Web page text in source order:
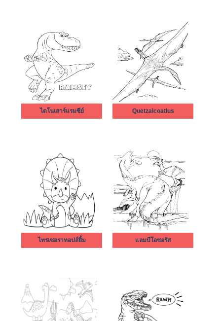
ไดโนเสาร์แรมซีย์ Quetzalcoatlus
ไทรเซอราทอปส์ยิ้ม แลมบีโอซอรัส